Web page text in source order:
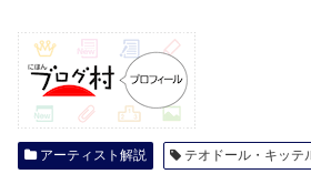
アーティスト解説 テオドール・キッテ